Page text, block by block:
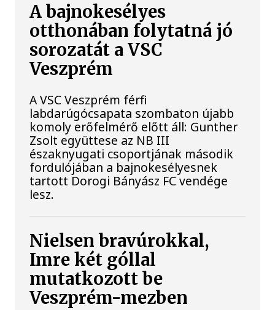
A bajnokesélyes
otthonában folytatná jó
sorozatát a VSC
Veszprém
A VSC Veszprém férfi
labdarúgócsapata szombaton újabb
komoly erőfelmérő előtt áll: Gunther
Zsolt együttese az NB III
északnyugati csoportjának második
fordulójában a bajnokesélyesnek
tartott Dorogi Bányász FC vendége
lesz.
Nielsen bravúrokkal,
Imre két góllal
mutatkozott be
Veszprém-mezben